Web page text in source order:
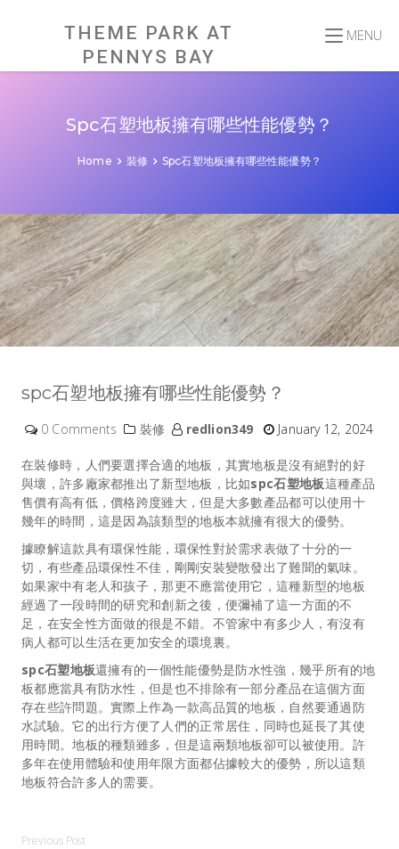
THEME PARK AT
PENNYS BAY
MENU
Spc石塑地板擁有哪些性能優勢？
Home 裝修 Spc石塑地板擁有哪些性能優勢？
spc石塑地板擁有哪些性能優勢？
0 Comments 裝修 redlion349 January 12, 2024
在裝修時，人們要選擇合適的地板，其實地板是沒有絕對的好
與壞，許多廠家都推出了新型地板，比如spc石塑地板這種產品
售價有高有低，價格跨度雖大，但是大多數產品都可以使用十
幾年的時間，這是因為該類型的地板本就擁有很大的優勢。
據瞭解這款具有環保性能，環保性對於需求表做了十分的一
切，有些產品環保性不佳，剛剛安裝變散發出了難聞的氣味。
如果家中有老人和孩子，那更不應當使用它，這種新型的地板
經過了一段時間的研究和創新之後，便彌補了這一方面的不
足，在安全性方面做的很是不錯。不管家中有多少人，有沒有
病人都可以生活在更加安全的環境裏。
spc石塑地板還擁有的一個性能優勢是防水性強，幾乎所有的地
板都應當具有防水性，但是也不排除有一部分產品在這個方面
存在些許問題。實際上作為一款高品質的地板，自然要通過防
水試驗。它的出行方便了人們的正常居住，同時也延長了其使
用時間。地板的種類雖多，但是這兩類地板卻可以被使用。許
多年在使用體驗和使用年限方面都佔據較大的優勢，所以這類
地板符合許多人的需要。
Previous Post